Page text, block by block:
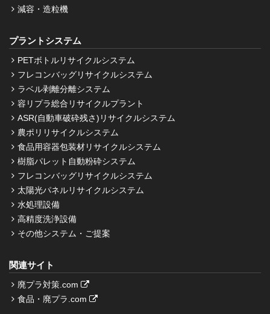
減容・造粒機
プラントシステム
PETボトルリサイクルシステム
フレコンバッグリサイクルシステム
ラベル剥離分離システム
容リプラ総合リサイクルプラント
ASR(自動車破砕残さ)リサイクルシステム
農ポリリサイクルシステム
食品用容器包装材リサイクルシステム
樹脂パレット自動粉砕システム
フレコンバッグリサイクルシステム
太陽光パネルリサイクルシステム
水処理設備
高精度洗浄設備
その他システム・ご提案
関連サイト
廃プラ対策.com
食品・廃プラ.com